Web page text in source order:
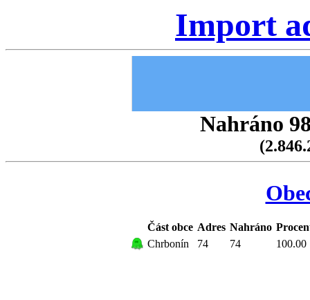
Import
Nahráno
Část obce Adres Nahráno
Chrbonín
74 74 100.00